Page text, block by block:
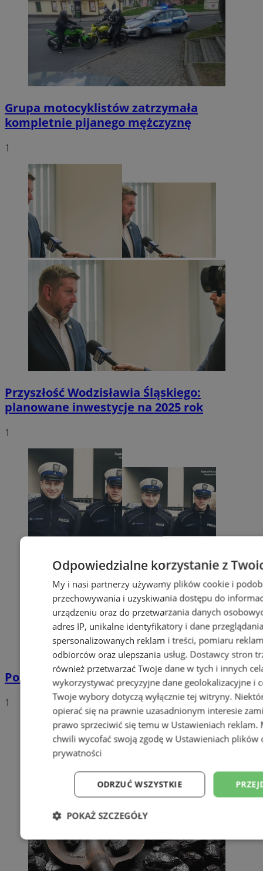
Grupa motocyklistów zatrzymała
kompletnie pijanego mężczyznę
1
Przyszłość Wodzisławia Śląskiego:
planowane inwestycje na 2025 rok
1
Policyjna eskorta na porodówkę
1
Odpowiedzialne korzystanie z
My i nasi partnerzy używamy plików cookie i
przechowywania i uzyskiwania dostępu do
urządzeniu oraz do przetwarzania danych
adres IP, unikalne identyfikatory i dane
spersonalizowanych reklam i treści, pomiaru
odbiorców oraz ulepszania usług. Dostawcy stron
również przetwarzać Twoje dane w tych i innych
wykorzystywać precyzyjne dane geolokalizacyjne i
Twoje wybory dotyczą wyłącznie tej witryny.
opierać się na prawnie uzasadnionym interesie
prawo sprzeciwić się temu w Ustawieniach reklam.
chwili wycofać swoją zgodę w Ustawieniach plików
prywatności
ODRZUĆ WSZYSTKIE
POKAŻ SZCZEGÓŁY
Niezbędne Wydajność